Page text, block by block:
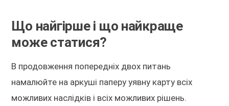
Що найгірше і що найкраще
може статися?
В продовження попередніх двох питань
намалюйте на аркуші паперу уявну карту всіх
можливих наслідків і всіх можливих рішень.